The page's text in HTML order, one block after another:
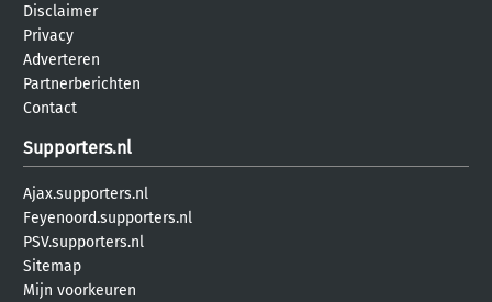
Disclaimer
Privacy
Adverteren
Partnerberichten
Contact
Supporters.nl
Ajax.supporters.nl
Feyenoord.supporters.nl
PSV.supporters.nl
Sitemap
Mijn voorkeuren